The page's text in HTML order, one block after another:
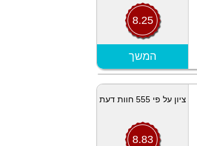
8.25
הצג מפה
המשך
ציון על פי 555 חוות דעת
8.83